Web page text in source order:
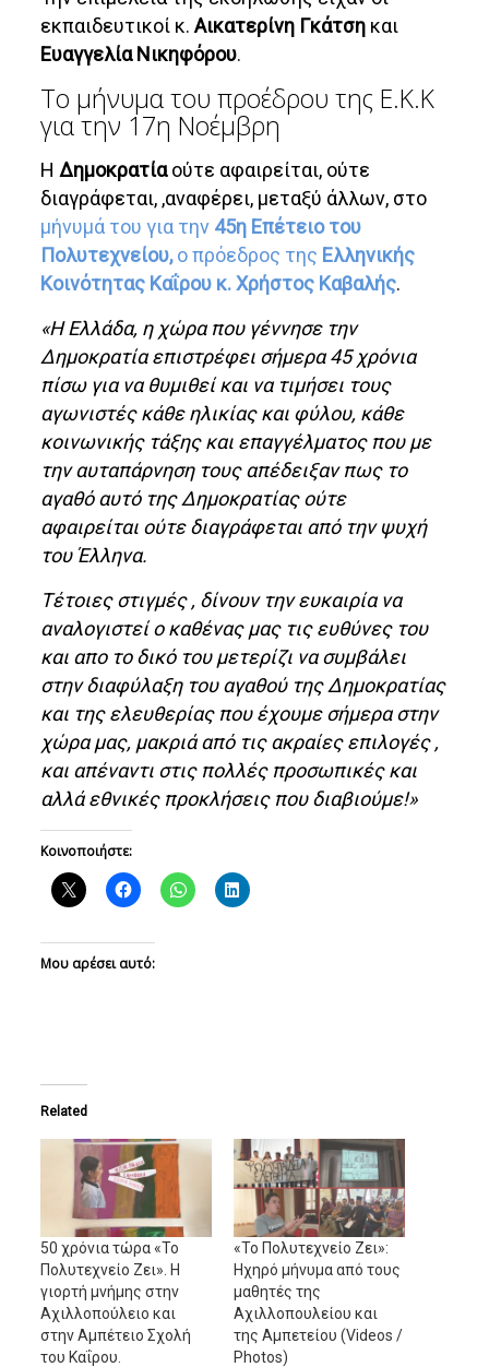
εκπαιδευτικοί κ.Αικατερίνη Γκάτση και
Ευαγγελία Νικηφόρου.
Το μήνυμα του προέδρου της Ε.Κ.Κ
για την 17η Νοέμβρη
Η Δημοκρατίαούτε αφαιρείται, ούτε
διαγράφεται, ,αναφέρει, μεταξύ άλλων, στο
μήνυμά του για την 45η Επέτειο του
Πολυτεχνείου,ο πρόεδρος της Ελληνικής
Κοινότητας Καΐρου κ. Χρήστος Καβαλής.
«Η Ελλάδα, η χώρα που γέννησε την
Δημοκρατία επιστρέφει σήμερα 45 χρόνια
πίσω για να θυμιθεί και να τιμήσει τους
αγωνιστές κάθε ηλικίας και φύλου, κάθε
κοινωνικής τάξης και επαγγέλματος που με
την αυταπάρνηση τους απέδειξαν πως το
αγαθό αυτό της Δημοκρατίας ούτε
αφαιρείται ούτε διαγράφεται από την ψυχή
του Έλληνα.
Τέτοιες στιγμές , δίνουν την ευκαιρία να
αναλογιστεί ο καθένας μας τις ευθύνες του
και απο το δικό του μετερίζι να συμβάλει
στην διαφύλαξη του αγαθού της Δημοκρατίας
και της ελευθερίας που έχουμε σήμερα στην
χώρα μας, μακριά από τις ακραίες επιλογές ,
και απέναντι στις πολλές προσωπικές και
αλλά εθνικές προκλήσεις που διαβιούμε!»
Κοινοποιήστε:
Μου αρέσει αυτό:
Related
50 χρόνια τώρα «Το
Πολυτεχνείο Ζει». Η
γιορτή μνήμης στην
Αχιλλοπούλειο και
στην Αμπέτειο Σχολή
του Καΐρου.
«Το Πολυτεχνείο Ζει»:
Ηχηρό μήνυμα από τους
μαθητές της
Αχιλλοπουλείου και
της Αμπετείου (Videos /
Photos)